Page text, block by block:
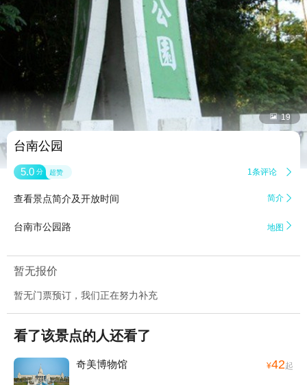
 19
台南公园
5.0 分 超赞 1条评论 
查看景点简介及开放时间 简介 
台南市公园路 地图 
暂无报价
暂无门票预订，我们正在努力补充
看了该景点的人还看了
奇美博物馆 ¥42起
